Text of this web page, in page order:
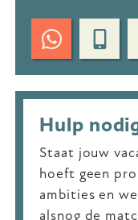
Hulp
Staat jouw
hoeft geen
ambities en
alsnog de